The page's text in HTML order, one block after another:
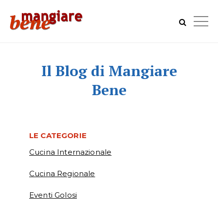
Il Blog di Mangiare
Bene
LE CATEGORIE
Cucina Internazionale
Cucina Regionale
Eventi Golosi